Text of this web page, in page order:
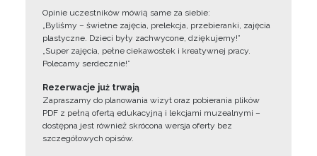
Opinie uczestników mówią same za siebie:
„Byliśmy – świetne zajęcia, prelekcja, przebieranki, zajęcia
plastyczne. Dzieci były zachwycone, dziękujemy!”
„Super zajęcia, pełne ciekawostek i kreatywnej pracy.
Polecamy serdecznie!”
Rezerwacje już trwają
Zapraszamy do planowania wizyt oraz pobierania plików
PDF z pełną ofertą edukacyjną i lekcjami muzealnymi –
dostępna jest również skrócona wersja oferty bez
szczegółowych opisów.